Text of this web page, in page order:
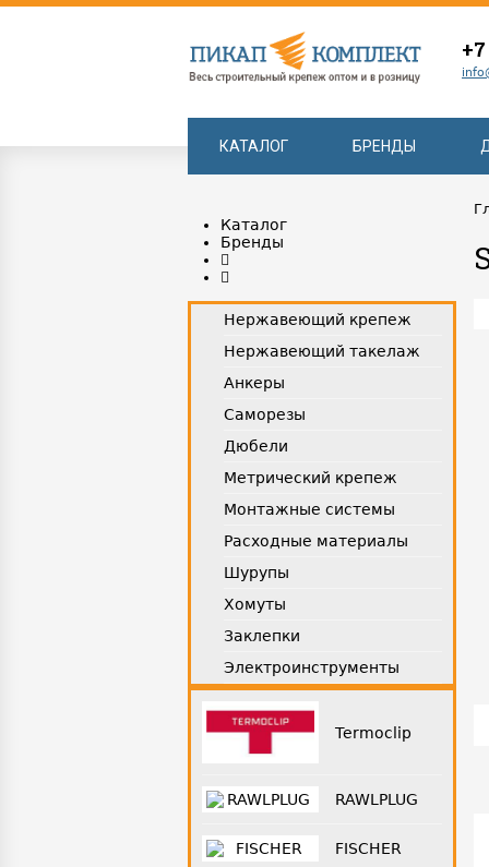
КАТАЛОГ БРЕНДЫ
Каталог
Бренды
Нержавеющий крепеж
Нержавеющий такелаж
Анкеры
Саморезы
Дюбели
Метрический крепеж
Монтажные системы
Расходные материалы
Шурупы
Хомуты
Заклепки
Электроинструменты
Termoclip
RAWLPLUG
FISCHER